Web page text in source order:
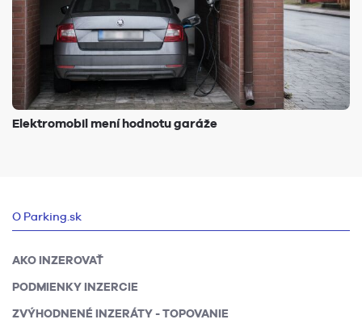
Elektromobil mení hodnotu garáže
O Parking.sk
AKO INZEROVAŤ
PODMIENKY INZERCIE
ZVÝHODNENÉ INZERÁTY - TOPOVANIE